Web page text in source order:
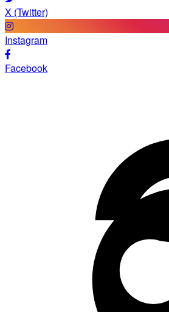
X (Twitter)
Instagram
Facebook